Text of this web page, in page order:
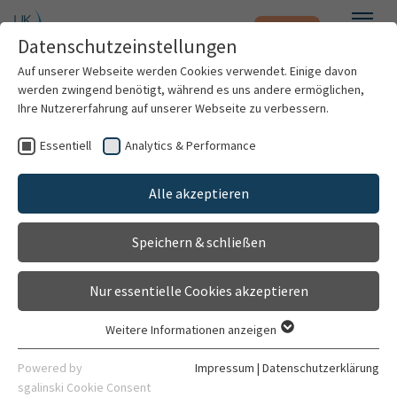
Zum Hauptinhalt springen Notfall
Patienten & Besucher
Kliniken & Institute
Forschung
Karriere
Interdisziplinäres Zentrum für
Kopf-Hals-Tumore
Einrichtung
Nationales Centrum für Tumorerkrankungen (NCT)
Datenschutzeinstellungen
Auf unserer Webseite werden Cookies verwendet. Einige davon
werden zwingend benötigt, während es uns andere ermöglichen,
Ihre Nutzererfahrung auf unserer Webseite zu verbessern.
Essentiell Analytics & Performance
Alle akzeptieren
Speichern & schließen
Nur essentielle Cookies akzeptieren
Essentielle Cookies werden für grundlegende Funktionen der
Webseite benötigt. Dadurch ist gewährleistet, dass die
Weitere Informationen anzeigen
Powered by
sgalinski Cookie Consent
Impressum | Datenschutzerklärung